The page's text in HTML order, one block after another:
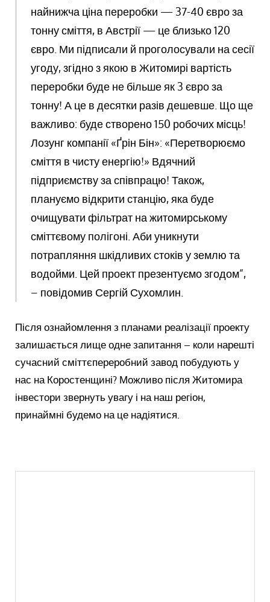
найнижча ціна переробки — 37-40 євро за
тонну сміття, в Австрії — це близько 120
євро. Ми підписали й проголосували на сесії
угоду, згідно з якою в Житомирі вартість
переробки буде не більше як 3 євро за
тонну! А це в десятки разів дешевше. Що ще
важливо: буде створено 150 робочих місць!
Лозунг компанії «Ґрін Бін»: «Перетворюємо
сміття в чисту енергію!» Вдячний
підприємству за співпрацю! Також,
плануємо відкрити станцію, яка буде
очищувати фільтрат на житомирському
сміттєвому полігоні. Аби уникнути
потрапляння шкідливих стоків у землю та
водойми. Цей проект презентуємо згодом”,
– повідомив Сергій Сухомлин.
Після ознайомлення з планами реалізації проекту
залишається лище одне запитання – коли нарешті
сучасний сміттєпереробний завод побудують у
нас на Коростенщині? Можливо після Житомира
інвестори звернуть увагу і на наш регіон,
принаймні будемо на це надіятися.